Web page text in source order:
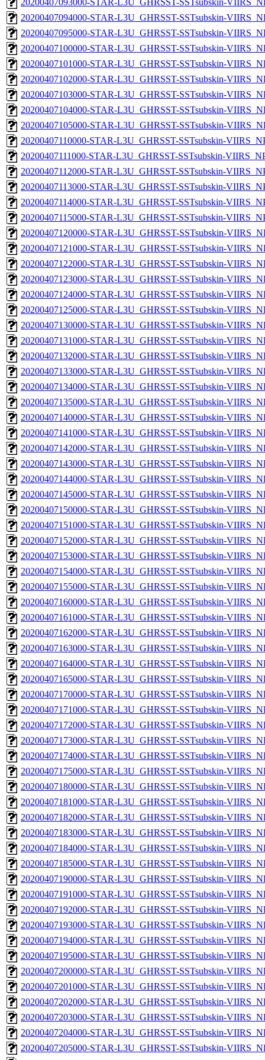
20200407093000-STAR-L3U_GHRSST-SSTsubskin-
20200407094000-STAR-L3U_GHRSST-SSTsubskin-
20200407095000-STAR-L3U_GHRSST-SSTsubskin-
20200407100000-STAR-L3U_GHRSST-SSTsubskin-
20200407101000-STAR-L3U_GHRSST-SSTsubskin-
20200407102000-STAR-L3U_GHRSST-SSTsubskin-
20200407103000-STAR-L3U_GHRSST-SSTsubskin-
20200407104000-STAR-L3U_GHRSST-SSTsubskin-
20200407105000-STAR-L3U_GHRSST-SSTsubskin-
20200407110000-STAR-L3U_GHRSST-SSTsubskin-
20200407111000-STAR-L3U_GHRSST-SSTsubskin-
20200407112000-STAR-L3U_GHRSST-SSTsubskin-
20200407113000-STAR-L3U_GHRSST-SSTsubskin-
20200407114000-STAR-L3U_GHRSST-SSTsubskin-
20200407115000-STAR-L3U_GHRSST-SSTsubskin-
20200407120000-STAR-L3U_GHRSST-SSTsubskin-
20200407121000-STAR-L3U_GHRSST-SSTsubskin-
20200407122000-STAR-L3U_GHRSST-SSTsubskin-
20200407123000-STAR-L3U_GHRSST-SSTsubskin-
20200407124000-STAR-L3U_GHRSST-SSTsubskin-
20200407125000-STAR-L3U_GHRSST-SSTsubskin-
20200407130000-STAR-L3U_GHRSST-SSTsubskin-
20200407131000-STAR-L3U_GHRSST-SSTsubskin-
20200407132000-STAR-L3U_GHRSST-SSTsubskin-
20200407133000-STAR-L3U_GHRSST-SSTsubskin-
20200407134000-STAR-L3U_GHRSST-SSTsubskin-
20200407135000-STAR-L3U_GHRSST-SSTsubskin-
20200407140000-STAR-L3U_GHRSST-SSTsubskin-
20200407141000-STAR-L3U_GHRSST-SSTsubskin-
20200407142000-STAR-L3U_GHRSST-SSTsubskin-
20200407143000-STAR-L3U_GHRSST-SSTsubskin-
20200407144000-STAR-L3U_GHRSST-SSTsubskin-
20200407145000-STAR-L3U_GHRSST-SSTsubskin-
20200407150000-STAR-L3U_GHRSST-SSTsubskin-
20200407151000-STAR-L3U_GHRSST-SSTsubskin-
20200407152000-STAR-L3U_GHRSST-SSTsubskin-
20200407153000-STAR-L3U_GHRSST-SSTsubskin-
20200407154000-STAR-L3U_GHRSST-SSTsubskin-
20200407155000-STAR-L3U_GHRSST-SSTsubskin-
20200407160000-STAR-L3U_GHRSST-SSTsubskin-
20200407161000-STAR-L3U_GHRSST-SSTsubskin-
20200407162000-STAR-L3U_GHRSST-SSTsubskin-
20200407163000-STAR-L3U_GHRSST-SSTsubskin-
20200407164000-STAR-L3U_GHRSST-SSTsubskin-
20200407165000-STAR-L3U_GHRSST-SSTsubskin-
20200407170000-STAR-L3U_GHRSST-SSTsubskin-
20200407171000-STAR-L3U_GHRSST-SSTsubskin-
20200407172000-STAR-L3U_GHRSST-SSTsubskin-
20200407173000-STAR-L3U_GHRSST-SSTsubskin-
20200407174000-STAR-L3U_GHRSST-SSTsubskin-
20200407175000-STAR-L3U_GHRSST-SSTsubskin-
20200407180000-STAR-L3U_GHRSST-SSTsubskin-
20200407181000-STAR-L3U_GHRSST-SSTsubskin-
20200407182000-STAR-L3U_GHRSST-SSTsubskin-
20200407183000-STAR-L3U_GHRSST-SSTsubskin-
20200407184000-STAR-L3U_GHRSST-SSTsubskin-
20200407185000-STAR-L3U_GHRSST-SSTsubskin-
20200407190000-STAR-L3U_GHRSST-SSTsubskin-
20200407191000-STAR-L3U_GHRSST-SSTsubskin-
20200407192000-STAR-L3U_GHRSST-SSTsubskin-
20200407193000-STAR-L3U_GHRSST-SSTsubskin-
20200407194000-STAR-L3U_GHRSST-SSTsubskin-
20200407195000-STAR-L3U_GHRSST-SSTsubskin-
20200407200000-STAR-L3U_GHRSST-SSTsubskin-
20200407201000-STAR-L3U_GHRSST-SSTsubskin-
20200407202000-STAR-L3U_GHRSST-SSTsubskin-
20200407203000-STAR-L3U_GHRSST-SSTsubskin-
20200407204000-STAR-L3U_GHRSST-SSTsubskin-
20200407205000-STAR-L3U_GHRSST-SSTsubskin-